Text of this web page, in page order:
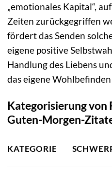
„emotionales Kapital“,
Zeiten zurückgegriffen
fördert das Senden
eigene positive
Handlung des Liebens
das eigene
Kategorisierung von
Guten-Morgen-
KATEGORIE